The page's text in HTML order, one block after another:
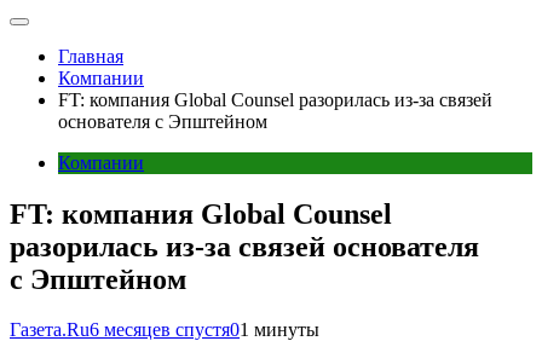
Главная
Компании
FT: компания Global Counsel разорилась из-за связей
основателя с Эпштейном
Компании
FT: компания Global Counsel
разорилась из-за связей основателя
с Эпштейном
Газета.Ru6 месяцев спустя01 минуты